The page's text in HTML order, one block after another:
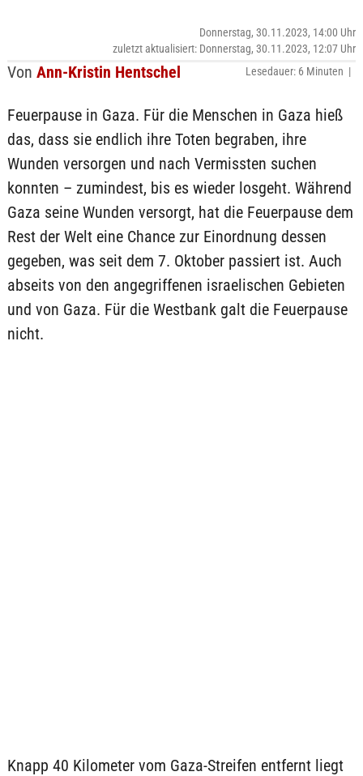
Von Ann-Kristin Hentschel
Donnerstag, 30.11.2023, 14:00 Uhr
zuletzt aktualisiert: Donnerstag, 30.11.2023, 12:07 Uhr
Lesedauer: 6 Minuten |
Feuerpause in Gaza. Für die Menschen in Gaza hieß
das, dass sie endlich ihre Toten begraben, ihre
Wunden versorgen und nach Vermissten suchen
konnten – zumindest, bis es wieder losgeht. Während
Gaza seine Wunden versorgt, hat die Feuerpause dem
Rest der Welt eine Chance zur Einordnung dessen
gegeben, was seit dem 7. Oktober passiert ist. Auch
abseits von den angegriffenen israelischen Gebieten
und von Gaza. Für die Westbank galt die Feuerpause
nicht.
Knapp 40 Kilometer vom Gaza-Streifen entfernt liegt